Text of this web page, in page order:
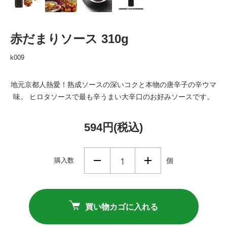
赤だまりソース 310g
k009
地元京都人熱愛！熟成ソースの深いコクと本物の唐辛子の辛ウマ
味。 ヒロタソースで最も辛うまい大辛口のお好みソースです。
594円(税込)
購入数 個
買い物カゴに入れる